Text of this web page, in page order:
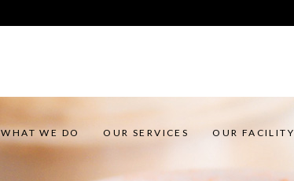
WHAT WE DO OUR SERVICES OUR FACILITY